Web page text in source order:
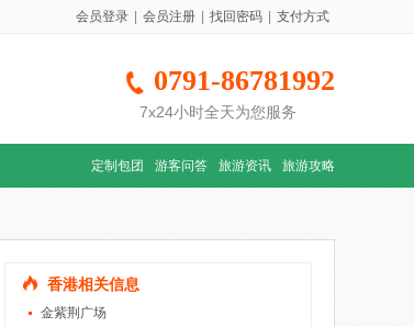
会员登录 会员注册 找回密码 支付方式
0791-86781992
7x24小时全天为您服务
定制包团 游客问答 旅游资讯 旅游攻略
香港相关信息
金紫荆广场